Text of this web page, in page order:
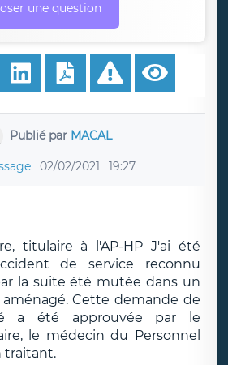
une question
Publié par MACAL
02/02/2021 19:27
titulaire à l'AP-HP J'ai été
de service reconnu
la suite été mutée dans un
Cette demande de
a été approuvée par le
le médecin du Personnel
traitant.